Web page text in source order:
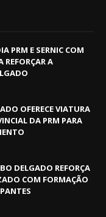
PRM E SERNIC COM
REFORÇAR A
OFERECE VIATURA
DA PRM PARA
DELGADO REFORÇA
COM FORMAÇÃO